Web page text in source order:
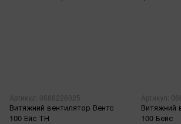
Артикул: 0688226025
Витяжний вентилятор Вентс
100 Ейс ТН
Артикул:
Витяжний
100 Бейс